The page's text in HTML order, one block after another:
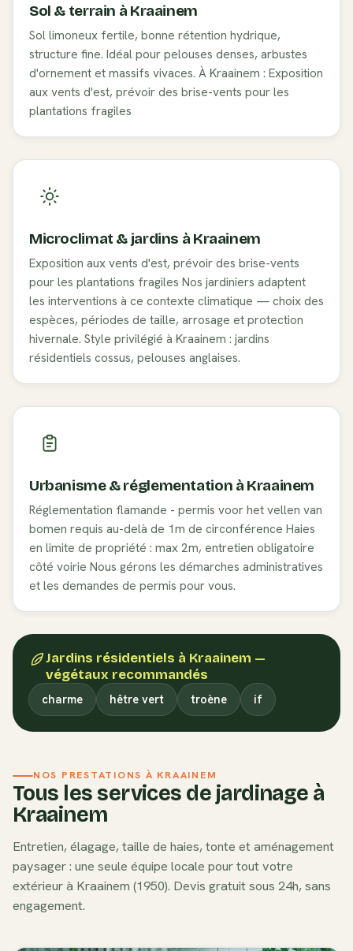
Sol & terrain à Kraainem
Sol limoneux fertile, bonne rétention hydrique,
structure fine. Idéal pour pelouses denses, arbustes
d'ornement et massifs vivaces. À Kraainem : Exposition
aux vents d'est, prévoir des brise-vents pour les
plantations fragiles
Microclimat & jardins à Kraainem
Exposition aux vents d'est, prévoir des brise-vents
pour les plantations fragiles Nos jardiniers adaptent
les interventions à ce contexte climatique — choix des
espèces, périodes de taille, arrosage et protection
hivernale. Style privilégié à Kraainem : jardins
résidentiels cossus, pelouses anglaises.
Urbanisme & réglementation à Kraainem
Réglementation flamande - permis voor het vellen van
bomen requis au-delà de 1m de circonférence Haies
en limite de propriété : max 2m, entretien obligatoire
côté voirie Nous gérons les démarches administratives
et les demandes de permis pour vous.
Jardins résidentiels à Kraainem —
végétaux recommandés
charme hêtre vert troène if
NOS PRESTATIONS À KRAAINEM
Tous les services de jardinage à
Kraainem
Entretien, élagage, taille de haies, tonte et aménagement
paysager : une seule équipe locale pour tout votre
extérieur à Kraainem (1950). Devis gratuit sous 24h, sans
engagement.